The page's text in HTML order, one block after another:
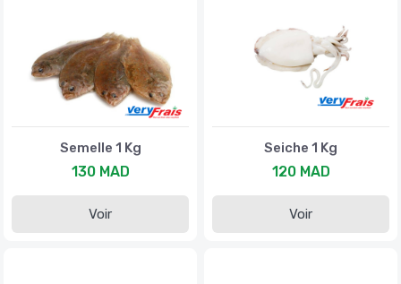
Semelle 1 Kg
130 MAD
Voir
Seiche 1 Kg
120 MAD
Voir